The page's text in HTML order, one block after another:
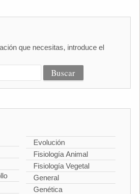
que necesitas, introduce el
Evolución
Fisiología Animal
Fisiología Vegetal
General
Genética